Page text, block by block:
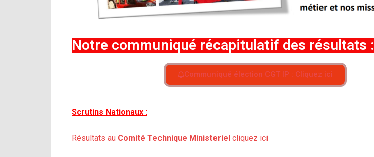
Notre communiqué récapitulatif des résultats :
Communiqué élection CGT IP : Cliquez ici
Scrutins Nationaux :
Résultats au Comité Technique Ministeriel cliquez ici